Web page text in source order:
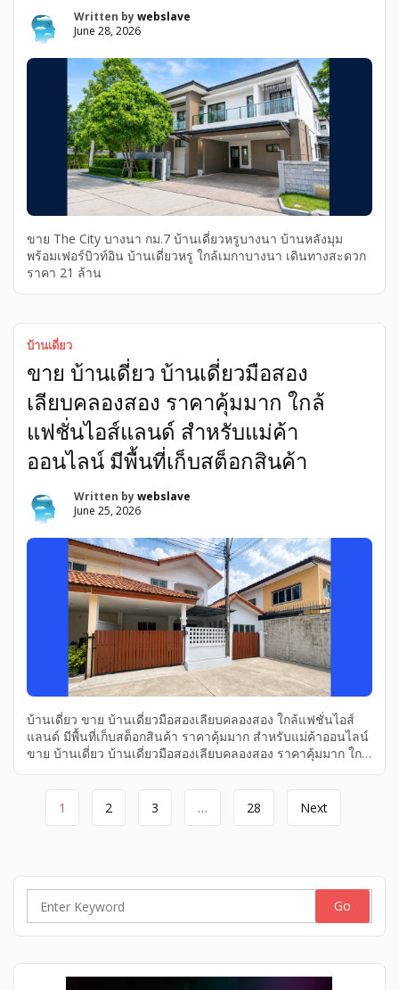
เจ้าของบ้านหรูทำเลบางนาในราคาน่าสนใจขายบ้านเดี่ยวหรู
บางนา โครงการ **The City บางนา กม.7** บ้านหัวมุมหลังใหญ่
[…]
Written bywebslave
June 28, 2026
ขาย The City บางนา กม.7 บ้านเดี่ยวหรูบางนา บ้านหลังมุม
พร้อมเฟอร์บิวท์อิน บ้านเดี่ยวหรู ใกล้เมกาบางนา เดินทางสะดวก
ราคา 21 ล้าน
บ้านเดี่ยว
ขาย บ้านเดี่ยว บ้านเดี่ยวมือสอง
เลียบคลองสอง ราคาคุ้มมาก ใกล้
แฟชั่นไอส์แลนด์ สำหรับแม่ค้า
ออนไลน์ มีพื้นที่เก็บสต็อกสินค้า
Written bywebslave
June 25, 2026
บ้านเดี่ยว ขาย บ้านเดี่ยวมือสองเลียบคลองสอง ใกล้แฟชั่นไอส์
แลนด์ มีพื้นที่เก็บสต็อกสินค้า ราคาคุ้มมาก สำหรับแม่ค้าออนไลน์
ขาย บ้านเดี่ยว บ้านเดี่ยวมือสองเลียบคลองสอง ราคาคุ้มมาก ใกล้
เลียบคลองสอง ใกล้แฟชั่นไอส์แลนด์ ราคาคุ้มมาก ขาย บ้านเดี่ยว
สต็อกสินค้า ราคา 3.49 ล้าน สำหรับแม่ค้าออนไลน์ เลียบคลอง
สอง กู้ได้สูงตามเครดิต ขายบ้านเลีบบคลองสองราคา 3.49 ล้าน,
บ้านกู้ได้สูงตามเครดิตเลียบคลองสอง, หลังมุม รีโนเวทใหม่ 3.49
Page
1 2 3 … 28 Next
Search